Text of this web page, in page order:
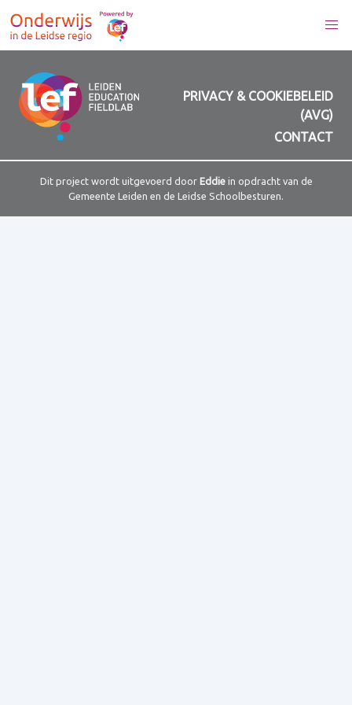
PRIVACY & COOKIEBELEID
(AVG)
CONTACT
Dit project wordt uitgevoerd door Eddiein opdracht van de
Gemeente Leiden en de Leidse Schoolbesturen.